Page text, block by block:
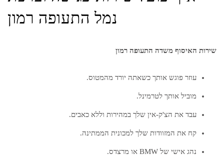
נמל התעופה רמון
שירות האיסוף משדה התעופה רמון
עוזר פוגש אותך כשאתה יורד מהמטוס.
מוביל אותך לטרמינל.
עבד את הצ'ק-אין שלך במהירות וללא כאבים.
קח את המזוודות שלך למכונית הממתינה.
נהג אישי של BMW או מרצדס.